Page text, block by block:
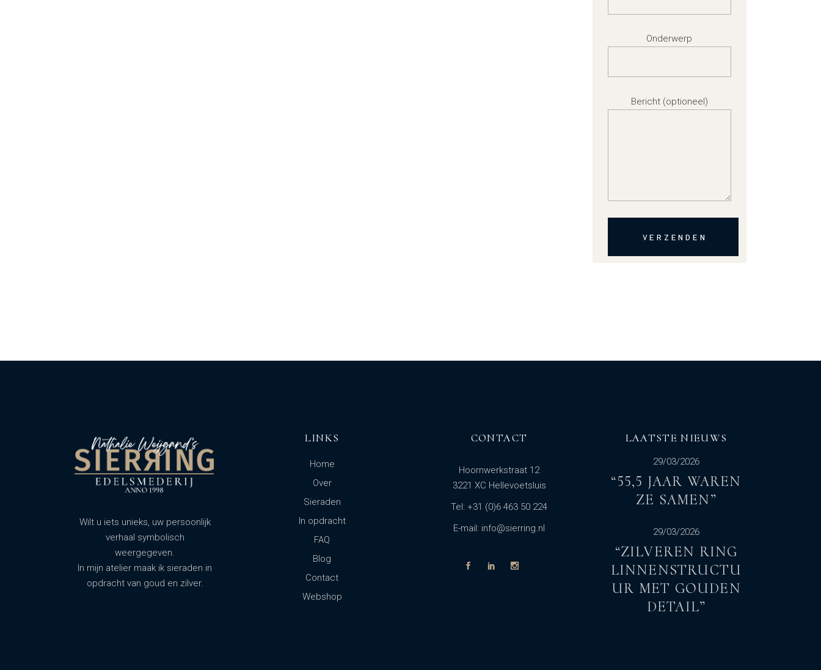
Onderwerp
Bericht (optioneel)
VERZENDEN
Wilt u iets unieks, uw persoonlijk
verhaal symbolisch
weergegeven.
In mijn atelier maak ik sieraden in
opdracht van goud en zilver.
LINKS
Home
Over
Sieraden
In opdracht
FAQ
Blog
Contact
Webshop
CONTACT
Hoornwerkstraat 12
3221 XC Hellevoetsluis
Tel: +31 (0)6 463 50 224
E-mail: info@sierring.nl
LAATSTE NIEUWS
29/03/2026
“55,5 JAAR WAREN
ZE SAMEN”
29/03/2026
“ZILVEREN RING
LINNENSTRUCTU
UR MET GOUDEN
DETAIL”